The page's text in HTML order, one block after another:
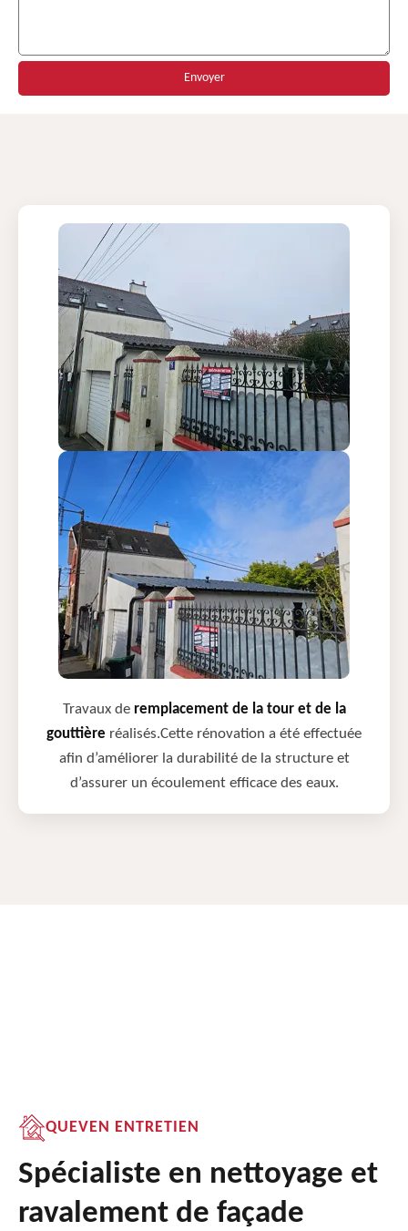
Travaux de remplacement de la tour et de la
gouttière réalisés.Cette rénovation a été effectuée
afin d’améliorer la durabilité de la structure et
d’assurer un écoulement efficace des eaux.
QUEVEN ENTRETIEN
Spécialiste en nettoyage et
ravalement de façade